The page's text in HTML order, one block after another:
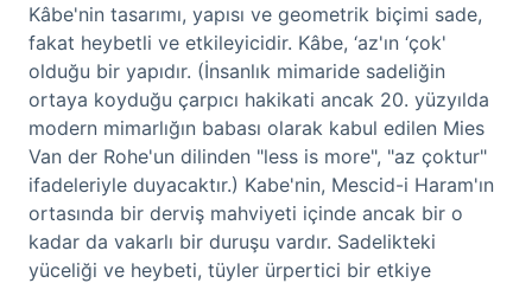
Kâbe'nin tasarımı, yapısı ve geometrik biçimi sade,
fakat heybetli ve etkileyicidir. Kâbe, ‘az'ın ‘çok'
olduğu bir yapıdır. (İnsanlık mimaride sadeliğin
ortaya koyduğu çarpıcı hakikati ancak 20. yüzyılda
modern mimarlığın babası olarak kabul edilen Mies
Van der Rohe'un dilinden "less is more", "az çoktur"
ifadeleriyle duyacaktır.) Kabe'nin, Mescid-i Haram'ın
ortasında bir derviş mahviyeti içinde ancak bir o
kadar da vakarlı bir duruşu vardır. Sadelikteki
yüceliği ve heybeti, tüyler ürpertici bir etkiye